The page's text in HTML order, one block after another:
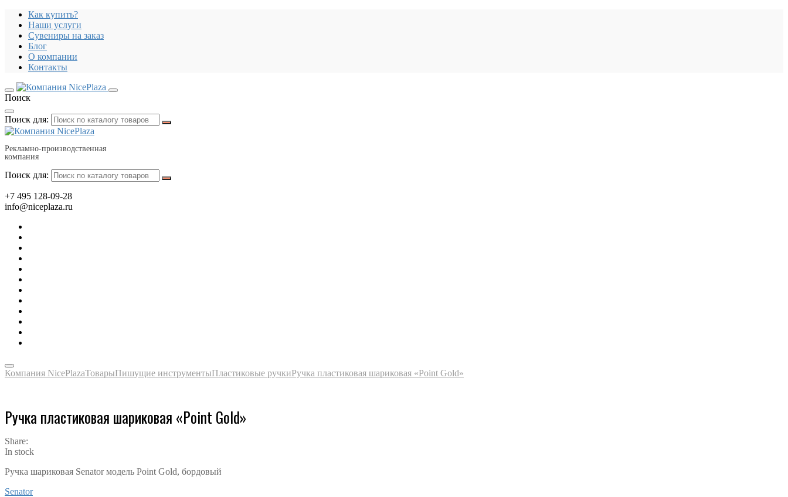
Как купить?
Наши услуги
Сувениры на заказ
Блог
О компании
Контакты
Поиск
Поиск для:
Рекламно-производственная
компания
Поиск для:
+7 495 128-09-28
info@niceplaza.ru
Компания NicePlazaТоварыПишущие инструментыПластиковые ручкиРучка пластиковая шариковая «Point Gold»
Ручка пластиковая шариковая «Point Gold»
Share:
In stock
Ручка шариковая Senator модель Point Gold, бордовый
Senator